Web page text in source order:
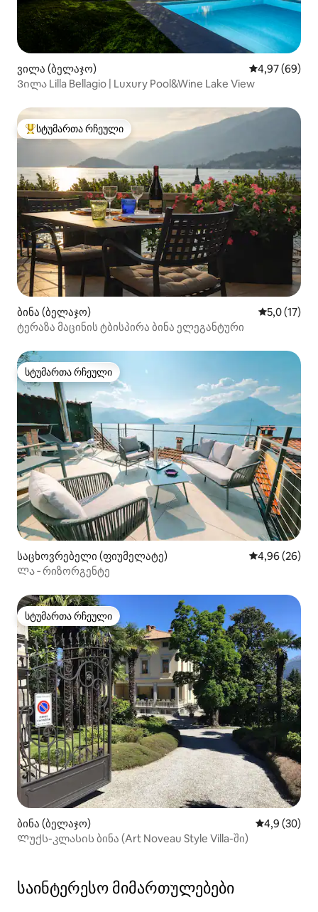
ვილა (ბელაჯო) საშუალო
4,97 (69)
Ვილა Lilla Bellagio | Luxury Pool&Wine Lake View
სტუმართა რჩეული მოწინავე ვარიანტი
სტუმართა რჩეული
ბინა (ბელაჯო) საშუალო
5,0 (17)
ტერაზა მაცინის ტბისპირა ბინა ელეგანტური
სტუმართა რჩეული
სტუმართა რჩეული
საცხოვრებელი (ფიუმელატე) საშუალო
4,96 (26)
Ლა ‑ რიზორგენტე
სტუმართა რჩეული
სტუმართა რჩეული
ბინა (ბელაჯო) საშუალო
4,9 (30)
Ლუქს-კლასის ბინა (Art Noveau Style Villa-ში)
საინტერესო მიმართულებები